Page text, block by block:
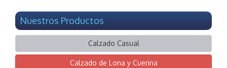
Nuestros Productos
Calzado Casual
Calzado de Lona y Cuerina